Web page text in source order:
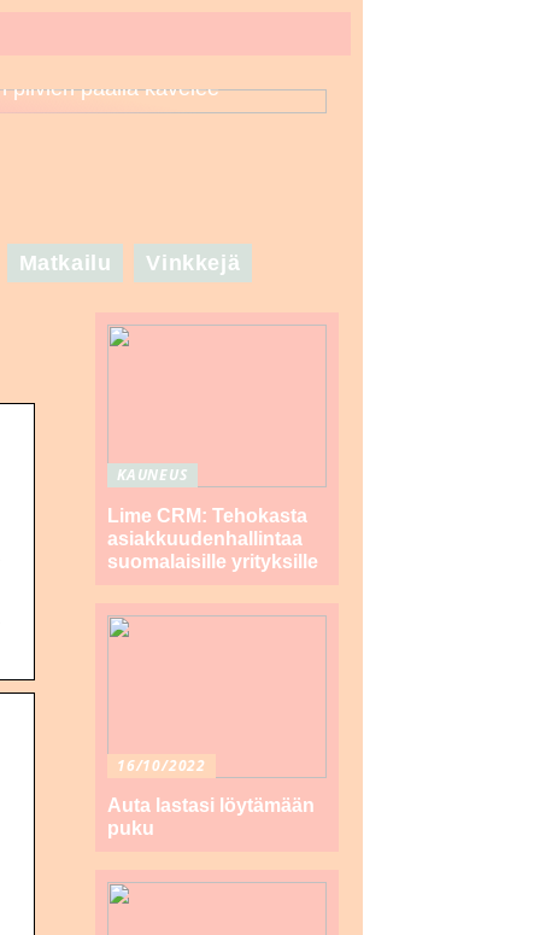
pilvien päällä kävelee
Matkailu Vinkkejä
KAUNEUS
Lime CRM: Tehokasta
asiakkuudenhallintaa
suomalaisille yrityksille
16/10/2022
Auta lastasi löytämään
puku